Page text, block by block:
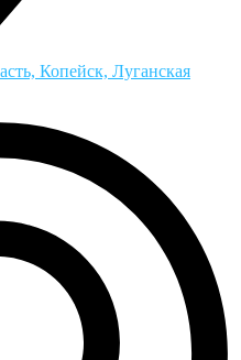
Копейск, Луганская